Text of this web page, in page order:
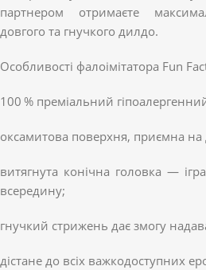
партнером отримаєте
довгого та гнучкого дилдо.
Особливості фалоімітатора Fun
100 % преміальний
оксамитова поверхня, приємна на
витягнута конічна головка —
всередину;
гнучкий стрижень дає змогу
дістане до всіх важкодоступних